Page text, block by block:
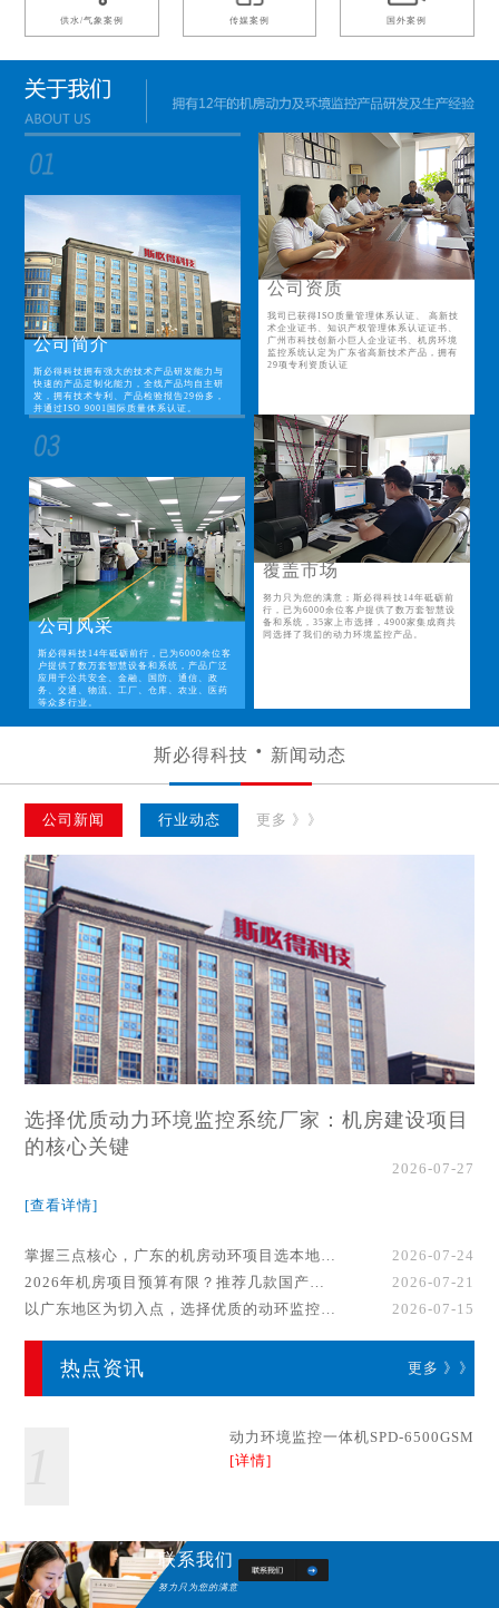
供水/气象案例 传媒案例 国外案例
公司简介
斯必得科技拥有强大的技术产品研发能力与
快速的产品定制化能力，全线产品均自主研
发，拥有技术专利、产品检验报告29份多，
并通过ISO 9001国际质量体系认证。
公司资质
我司已获得ISO质量管理体系认证、 高新技
术企业证书、知识产权管理体系认证证书、
广州市科技创新小巨人企业证书、机房环境
监控系统认定为广东省高新技术产品，拥有
29项专利资质认证
公司风采
斯必得科技14年砥砺前行，已为6000余位客
户提供了数万套智慧设备和系统，产品广泛
应用于公共安全、金融、国防、通信、政
务、交通、物流、工厂、仓库、农业、医药
等众多行业。
覆盖市场
努力只为您的满意；斯必得科技14年砥砺前
行，已为6000余位客户提供了数万套智慧设
备和系统，35家上市选择，4900家集成商共
同选择了我们的动力环境监控产品。
斯必得科技 新闻动态
公司新闻 行业动态 更多 》》
选择优质动力环境监控系统厂家：机房建设项目
的核心关键
2026-07-27
[查看详情]
掌握三点核心，广东的机房动环项目选本地厂家事半功倍！
2026-07-24
2026年机房项目预算有限？推荐几款国产动环监控系统品牌
2026-07-21
以广东地区为切入点，选择优质的动环监控系统厂家
2026-07-15
热点资讯 更多 》》
动力环境监控一体机SPD-6500GSM
[详情]
联系我们
努力只为您的满意